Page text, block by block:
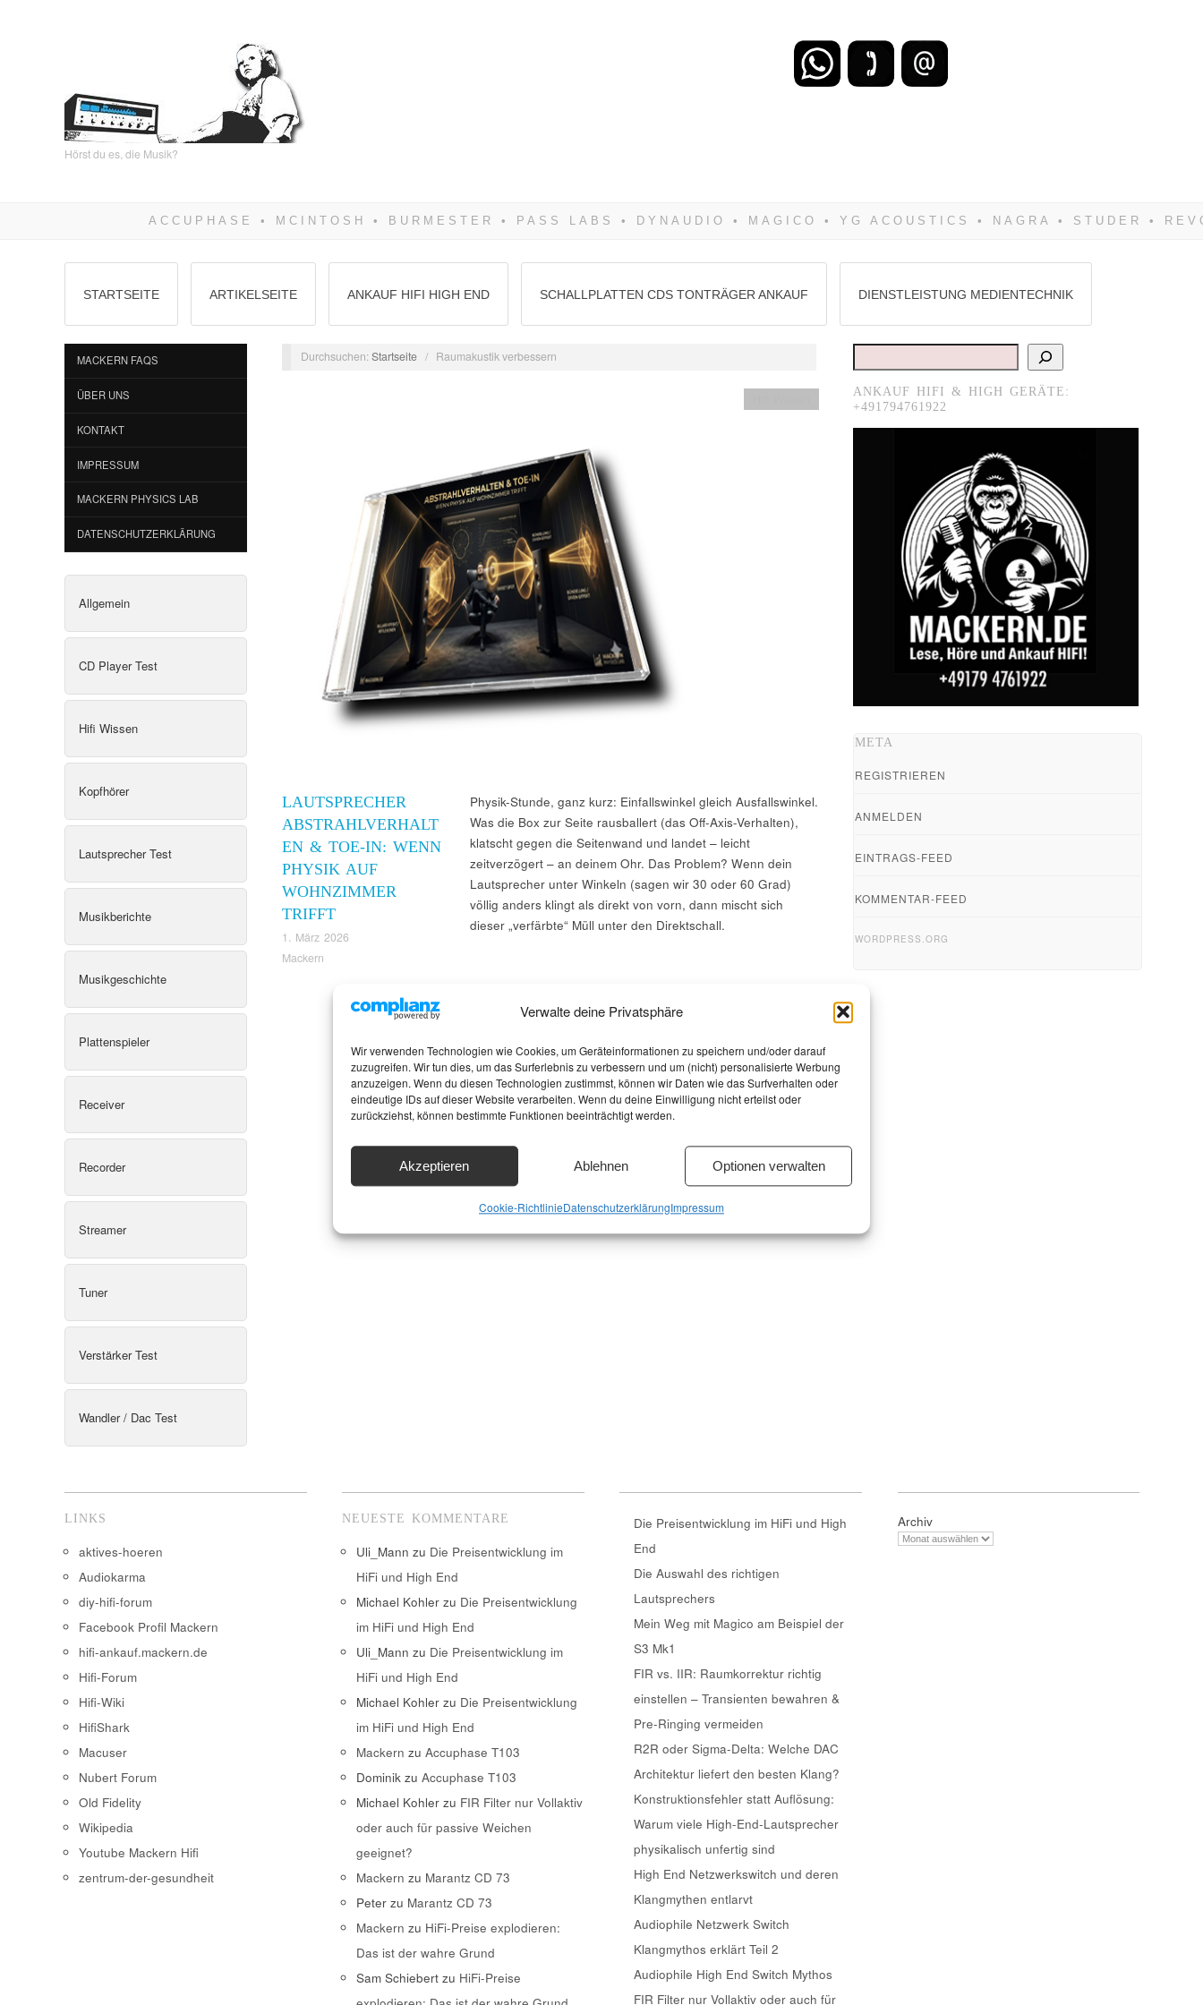
Verwalte deine Privatsphäre
Wir verwenden Technologien wie Cookies, um Geräteinformationen zu speichern und/oder darauf
zuzugreifen. Wir tun dies, um das Surferlebnis zu verbessern und um (nicht) personalisierte Werbung
anzuzeigen. Wenn du diesen Technologien zustimmst, können wir Daten wie das Surfverhalten oder
eindeutige IDs auf dieser Website verarbeiten. Wenn du deine Einwilligung nicht erteilst oder
zurückziehst, können bestimmte Funktionen beeinträchtigt werden.
Akzeptieren Ablehnen Optionen verwalten
Cookie-RichtlinieDatenschutzerklärungImpressum
Hörst du es, die Musik?
STARTSEITE ARTIKELSEITE ANKAUF HIFI HIGH END SCHALLPLATTEN CDS TONTRÄGER ANKAUF DIENSTLEISTUNG MEDIENTECHNIK
MACKERN FAQS
ÜBER UNS
KONTAKT
IMPRESSUM
MACKERN PHYSICS LAB
DATENSCHUTZERKLÄRUNG
Allgemein
CD Player Test
Hifi Wissen
Kopfhörer
Lautsprecher Test
Musikberichte
Musikgeschichte
Plattenspieler
Receiver
Recorder
Streamer
Tuner
Verstärker Test
Wandler / Dac Test
Durchsuchen:Startseite / Raumakustik verbessern
LAUTSPRECHER
ABSTRAHLVERHALT
EN & TOE-IN: WENN
PHYSIK AUF
WOHNZIMMER
TRIFFT
1. März 2026
Mackern
Physik-Stunde, ganz kurz: Einfallswinkel gleich Ausfallswinkel.
Was die Box zur Seite rausballert (das Off-Axis-Verhalten),
klatscht gegen die Seitenwand und landet – leicht
zeitverzögert – an deinem Ohr. Das Problem? Wenn dein
Lautsprecher unter Winkeln (sagen wir 30 oder 60 Grad)
völlig anders klingt als direkt von vorn, dann mischt sich
dieser „verfärbte“ Müll unter den Direktschall.
Suchen
ANKAUF HIFI & HIGH GERÄTE:
+491794761922
META
REGISTRIEREN
ANMELDEN
EINTRAGS-FEED
KOMMENTAR-FEED
WORDPRESS.ORG
LINKS
aktives-hoeren
Audiokarma
diy-hifi-forum
Facebook Profil Mackern
hifi-ankauf.mackern.de
Hifi-Forum
Hifi-Wiki
HifiShark
Macuser
Nubert Forum
Old Fidelity
Wikipedia
Youtube Mackern Hifi
zentrum-der-gesundheit
NEUESTE KOMMENTARE
Uli_Mann zu Die Preisentwicklung im
HiFi und High End
Michael Kohler zu Die Preisentwicklung
im HiFi und High End
Uli_Mann zu Die Preisentwicklung im
HiFi und High End
Michael Kohler zu Die Preisentwicklung
im HiFi und High End
Mackern zuAccuphase T103
Dominik zuAccuphase T103
Michael Kohler zu FIR Filter nur Vollaktiv
oder auch für passive Weichen
geeignet?
Mackern zu Marantz CD 73
Peter zu Marantz CD 73
Mackern zu HiFi-Preise explodieren:
Das ist der wahre Grund
Sam Schiebert zu HiFi-Preise
Die Preisentwicklung im HiFi und High
End
Die Auswahl des richtigen
Lautsprechers
Mein Weg mit Magico am Beispiel der
S3 Mk1
FIR vs. IIR: Raumkorrektur richtig
einstellen – Transienten bewahren &
Pre-Ringing vermeiden
R2R oder Sigma-Delta: Welche DAC
Architektur liefert den besten Klang?
Konstruktionsfehler statt Auflösung:
Warum viele High-End-Lautsprecher
physikalisch unfertig sind
High End Netzwerkswitch und deren
Klangmythen entlarvt
Audiophile Netzwerk Switch
Klangmythos erklärt Teil 2
Audiophile High End Switch Mythos
FIR Filter nur Vollaktiv oder auch für
Archiv